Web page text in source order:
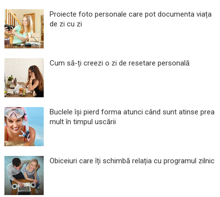
Proiecte foto personale care pot documenta viața
de zi cu zi
Cum să-ți creezi o zi de resetare personală
Buclele își pierd forma atunci când sunt atinse prea
mult în timpul uscării
Obiceiuri care îți schimbă relația cu programul zilnic